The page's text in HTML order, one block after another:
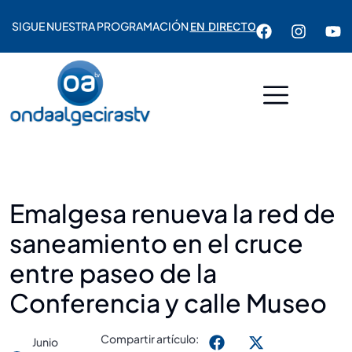
SIGUE NUESTRA PROGRAMACIÓNEN DIRECTO
Emalgesa renueva la red de
saneamiento en el cruce
entre paseo de la
Conferencia y calle Museo
Junio
Compartir artículo: